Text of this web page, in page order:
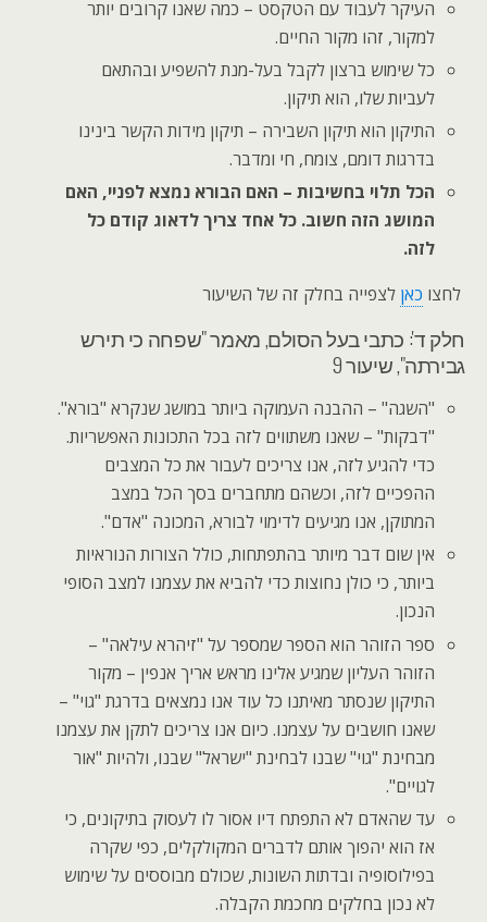
העיקר לעבוד עם הטקסט – כמה שאנו קרובים יותר
למקור, זהו מקור החיים.
כל שימוש ברצון לקבל בעל-מנת להשפיע ובהתאם
לעביות שלו, הוא תיקון.
התיקון הוא תיקון השבירה – תיקון מידות הקשר בינינו
בדרגות דומם, צומח, חי ומדבר.
הכל תלוי בחשיבות – האם הבורא נמצא לפניי, האם
המושג הזה חשוב. כל אחד צריך לדאוג קודם כל
לזה.
לחצו כאן לצפייה בחלק זה של השיעור
חלק ד': כתבי בעל הסולם, מאמר "שפחה כי תירש
גבירתה", שיעור 9
"השגה" – ההבנה העמוקה ביותר במושג שנקרא "בורא".
"דבקות" – שאנו משתווים לזה בכל התכונות האפשריות.
כדי להגיע לזה, אנו צריכים לעבור את כל המצבים
ההפכיים לזה, וכשהם מתחברים בסך הכל במצב
המתוקן, אנו מגיעים לדימוי לבורא, המכונה "אדם".
אין שום דבר מיותר בהתפתחות, כולל הצורות הנוראיות
ביותר, כי כולן נחוצות כדי להביא את עצמנו למצב הסופי
הנכון.
ספר הזוהר הוא הספר שמספר על "זיהרא עילאה" –
הזוהר העליון שמגיע אלינו מראש אריך אנפין – מקור
התיקון שנסתר מאיתנו כל עוד אנו נמצאים בדרגת "גוי" –
שאנו חושבים על עצמנו. כיום אנו צריכים לתקן את עצמנו
מבחינת "גוי" שבנו לבחינת "ישראל" שבנו, ולהיות "אור
לגויים".
עד שהאדם לא התפתח דיו אסור לו לעסוק בתיקונים, כי
אז הוא יהפוך אותם לדברים המקולקלים, כפי שקרה
בפילוסופיה ובדתות השונות, שכולם מבוססים על שימוש
לא נכון בחלקים מחכמת הקבלה.